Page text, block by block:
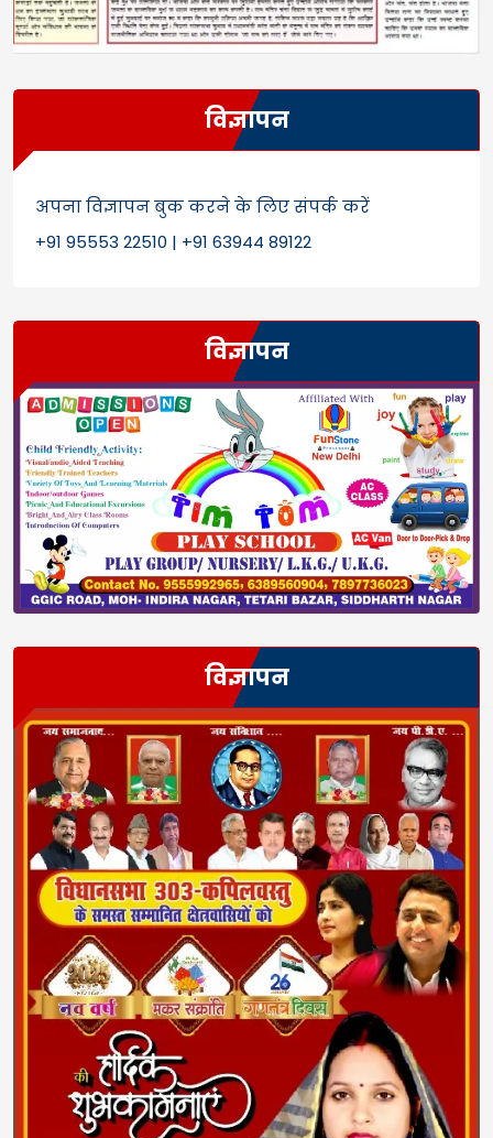
विज्ञापन
अपना विज्ञापन बुक करने के लिए संपर्क करें
+91 95553 22510 | +91 63944 89122
विज्ञापन
विज्ञापन